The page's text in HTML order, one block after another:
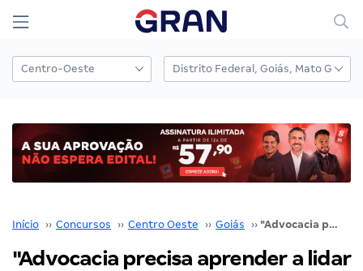
Início ›› Concursos ›› Centro Oeste ›› Goiás ›› "Advocacia precisa aprender a lidar com os fatos, e não mais só com o Direito"
"Advocacia precisa aprender a lidar